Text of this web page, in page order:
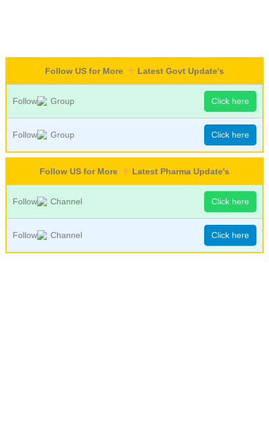
Follow US for More Latest Govt Update's
Follow Group Click here
Follow Group Click here
Follow US for More Latest Pharma Update's
Follow Channel Click here
Follow Channel Click here